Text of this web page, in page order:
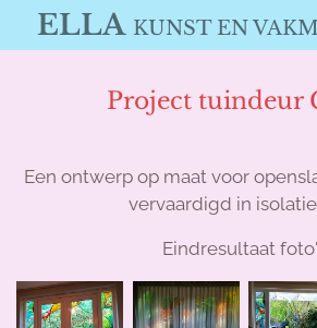
direct
ELLA KUNST EN
Project tuindeur
Een ontwerp op maat voor
vervaardigd in
Eindresultaat